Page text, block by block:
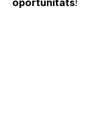
oportunitats!